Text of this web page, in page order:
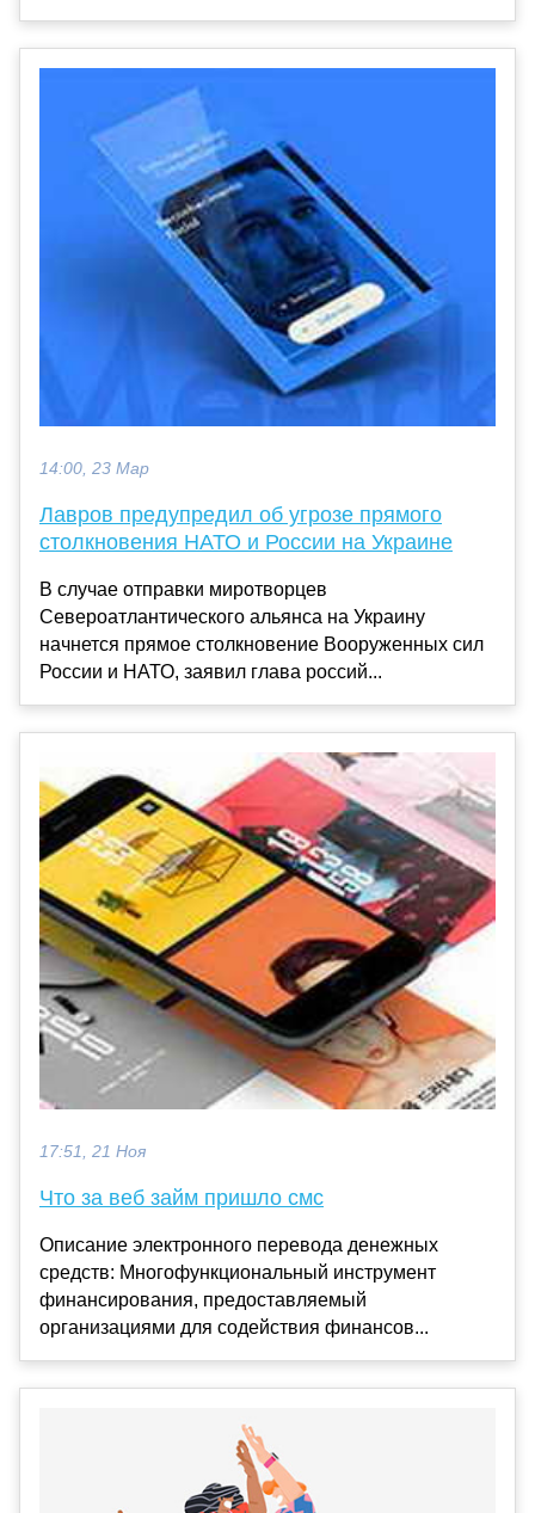
14:00, 23 Мар
Лавров предупредил об угрозе прямого
столкновения НАТО и России на Украине
В случае отправки миротворцев
Североатлантического альянса на Украину
начнется прямое столкновение Вооруженных сил
России и НАТО, заявил глава россий...
17:51, 21 Ноя
Что за веб займ пришло смс
Описание электронного перевода денежных
средств: Многофункциональный инструмент
финансирования, предоставляемый
организациями для содействия финансов...